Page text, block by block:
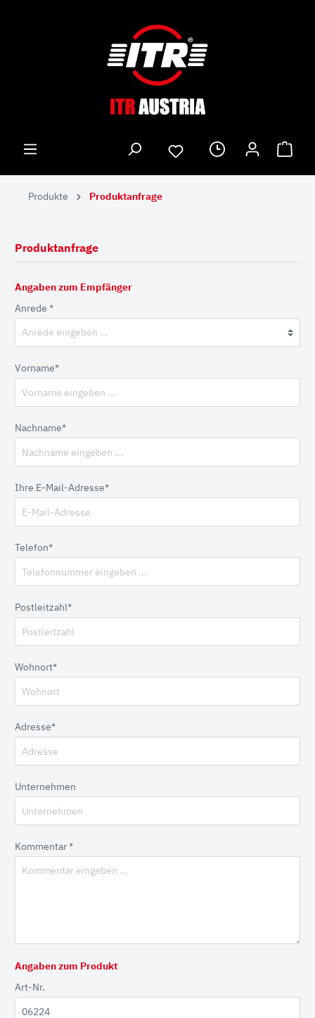
Produkte Produktanfrage
Produktanfrage
Angaben zum Empfänger
Anrede *
Vorname*
Nachname*
Ihre E-Mail-Adresse*
Telefon*
Postleitzahl*
Wohnort*
Adresse*
Unternehmen
Kommentar *
Angaben zum Produkt
Art-Nr.